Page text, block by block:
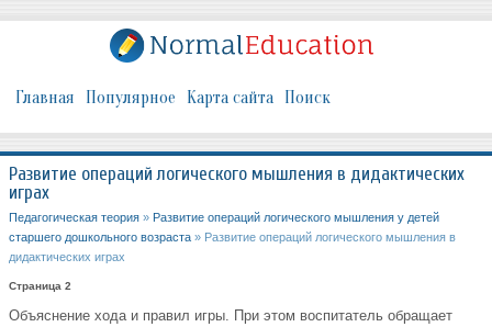
Главная Популярное Карта сайта Поиск
Развитие операций логического мышления в дидактических
играх
Педагогическая теория » Развитие операций логического мышления у детей
старшего дошкольного возраста » Развитие операций логического мышления в
дидактических играх
Страница 2
Объяснение хода и правил игры. При этом воспитатель обращает